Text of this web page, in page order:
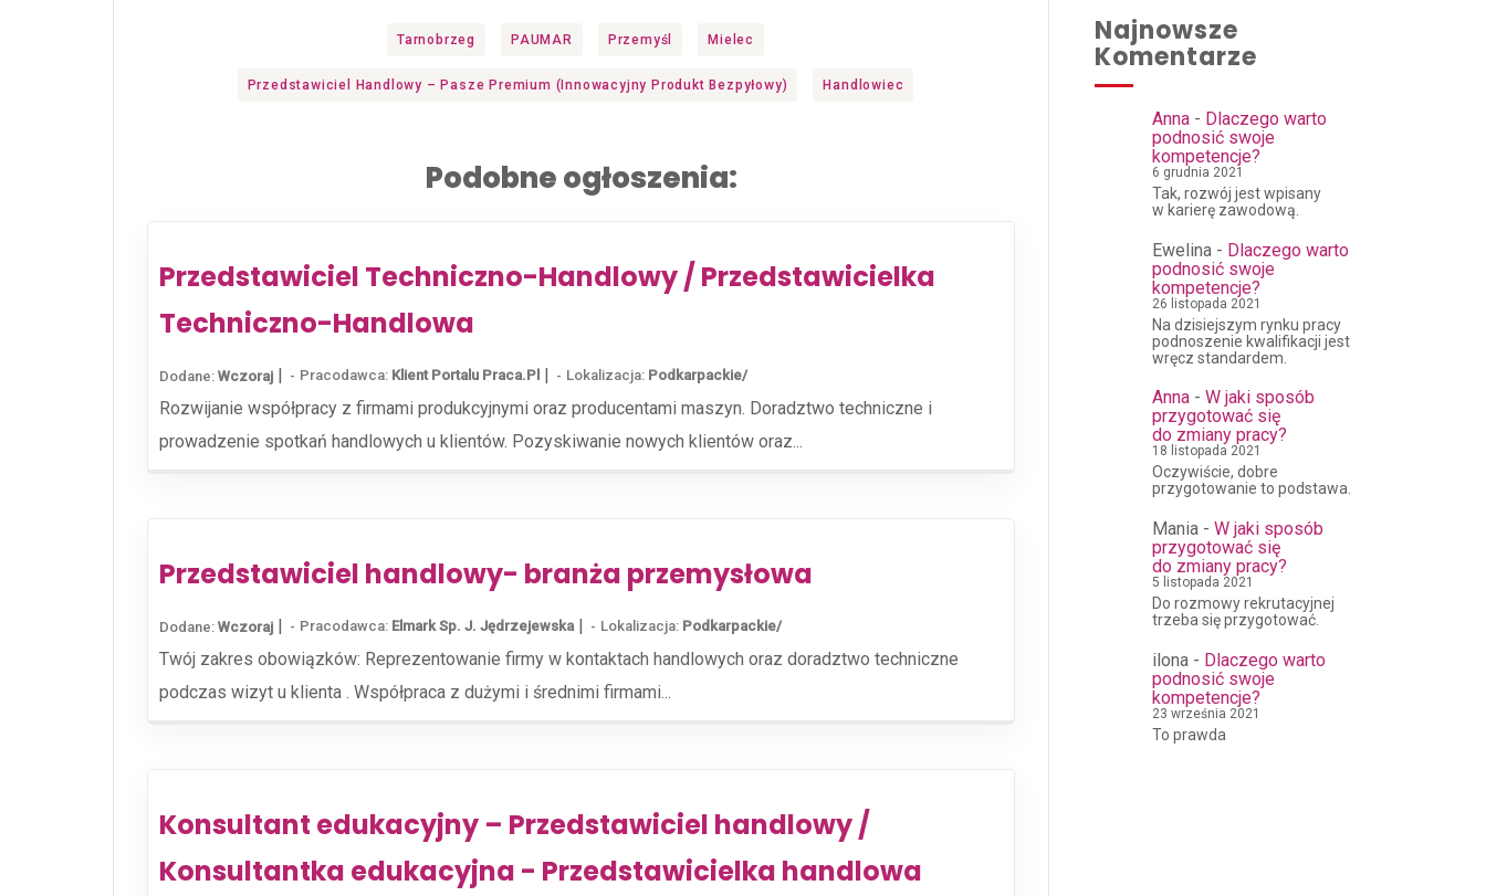
Tarnobrzeg PAUMAR Przemyśl Mielec
Przedstawiciel Handlowy – Pasze Premium (Innowacyjny Produkt Bezpyłowy) Handlowiec
Podobne ogłoszenia:
Przedstawiciel Techniczno-Handlowy / Przedstawicielka
Techniczno-Handlowa
Dodane: Wczoraj | Pracodawca: Klient Portalu Praca.pl | Lokalizacja: Podkarpackie/
Rozwijanie współpracy z firmami produkcyjnymi oraz producentami maszyn. Doradztwo techniczne i
prowadzenie spotkań handlowych u klientów. Pozyskiwanie nowych klientów oraz...
Przedstawiciel handlowy- branża przemysłowa
Dodane: Wczoraj | Pracodawca: Elmark Sp. J. Jędrzejewska| Lokalizacja: Podkarpackie/
Twój zakres obowiązków: Reprezentowanie firmy w kontaktach handlowych oraz doradztwo techniczne
podczas wizyt u klienta . Współpraca z dużymi i średnimi firmami...
Konsultant edukacyjny – Przedstawiciel handlowy /
Konsultantka edukacyjna - Przedstawicielka handlowa
Najnowsze
Komentarze
Anna- Dlaczego warto
podnosić swoje
kompetencje?
6 grudnia 2021
Tak, rozwój jest wpisany
w karierę zawodową.
Ewelina- Dlaczego warto
podnosić swoje
kompetencje?
26 listopada 2021
Na dzisiejszym rynku pracy
podnoszenie kwalifikacji jest
wręcz standardem.
Anna- W jaki sposób
przygotować się
do zmiany pracy?
18 listopada 2021
Oczywiście, dobre
przygotowanie to podstawa.
Mania- W jaki sposób
przygotować się
do zmiany pracy?
5 listopada 2021
Do rozmowy rekrutacyjnej
trzeba się przygotować.
ilona- Dlaczego warto
podnosić swoje
kompetencje?
23 września 2021
To prawda